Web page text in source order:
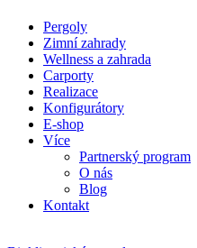
Pergoly
Zimní zahrady
Wellness a zahrada
Carporty
Realizace
Konfigurátory
E-shop
Více
Partnerský program
O nás
Blog
Kontakt